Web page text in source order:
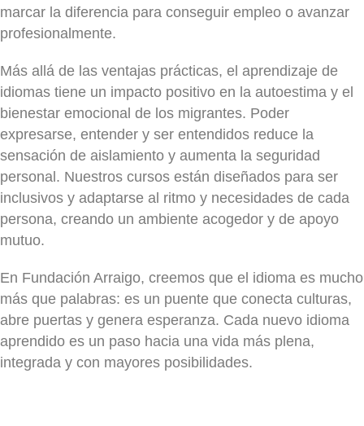
marcar la diferencia para conseguir empleo o avanzar
profesionalmente.
Más allá de las ventajas prácticas, el aprendizaje de
idiomas tiene un impacto positivo en la autoestima y el
bienestar emocional de los migrantes. Poder
expresarse, entender y ser entendidos reduce la
sensación de aislamiento y aumenta la seguridad
personal. Nuestros cursos están diseñados para ser
inclusivos y adaptarse al ritmo y necesidades de cada
persona, creando un ambiente acogedor y de apoyo
mutuo.
En Fundación Arraigo, creemos que el idioma es mucho
más que palabras: es un puente que conecta culturas,
abre puertas y genera esperanza. Cada nuevo idioma
aprendido es un paso hacia una vida más plena,
integrada y con mayores posibilidades.